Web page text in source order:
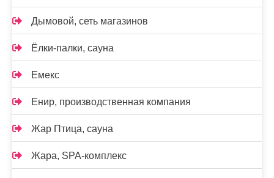
Дымовой, сеть магазинов
Ёлки-палки, сауна
Емекс
Енир, производственная компания
Жар Птица, сауна
Жара, SPA-комплекс